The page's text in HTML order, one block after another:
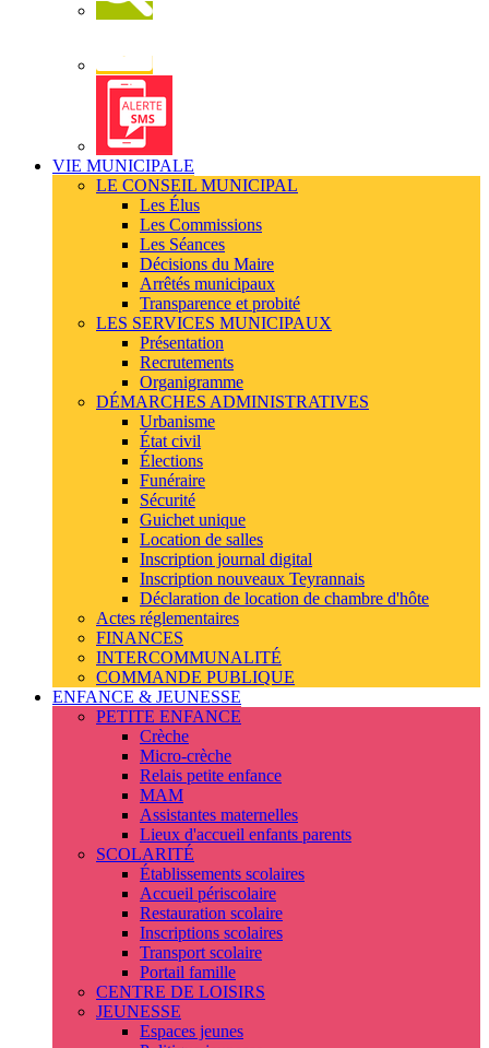
Alerte
SMS
VIE MUNICIPALE
LE CONSEIL MUNICIPAL
Les Élus
Les Commissions
Les Séances
Décisions du Maire
Arrêtés municipaux
Transparence et probité
LES SERVICES MUNICIPAUX
Présentation
Recrutements
Organigramme
DÉMARCHES ADMINISTRATIVES
Urbanisme
État civil
Élections
Funéraire
Sécurité
Guichet unique
Location de salles
Inscription journal digital
Inscription nouveaux Teyrannais
Déclaration de location de chambre d'hôte
Actes réglementaires
FINANCES
INTERCOMMUNALITÉ
COMMANDE PUBLIQUE
ENFANCE & JEUNESSE
PETITE ENFANCE
Crèche
Micro-crèche
Relais petite enfance
MAM
Assistantes maternelles
Lieux d'accueil enfants parents
SCOLARITÉ
Établissements scolaires
Accueil périscolaire
Restauration scolaire
Inscriptions scolaires
Transport scolaire
Portail famille
CENTRE DE LOISIRS
JEUNESSE
Espaces jeunes